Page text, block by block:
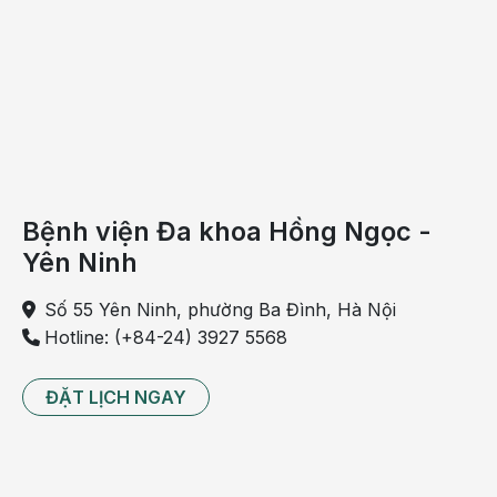
Bị hói, sau đó thường xuyên rụng tóc cả
đầu
Cả phụ nữ lẫn nam giới đều có thể bị rụng tóc do
androgen. Nguyên nhân gây ra bệnh thường là sự thay
đổi hormone giới tính. Ở phụ nữ, một dẫn xuất của
testosterone thường là “thủ phạm” làm co rút và cuối cùng
Bệnh viện Đa khoa Hồng Ngọc -
Yên Ninh
Số 55 Yên Ninh, phường Ba Đình, Hà Nội
Hotline: (+84-24) 3927 5568
ĐẶT LỊCH NGAY